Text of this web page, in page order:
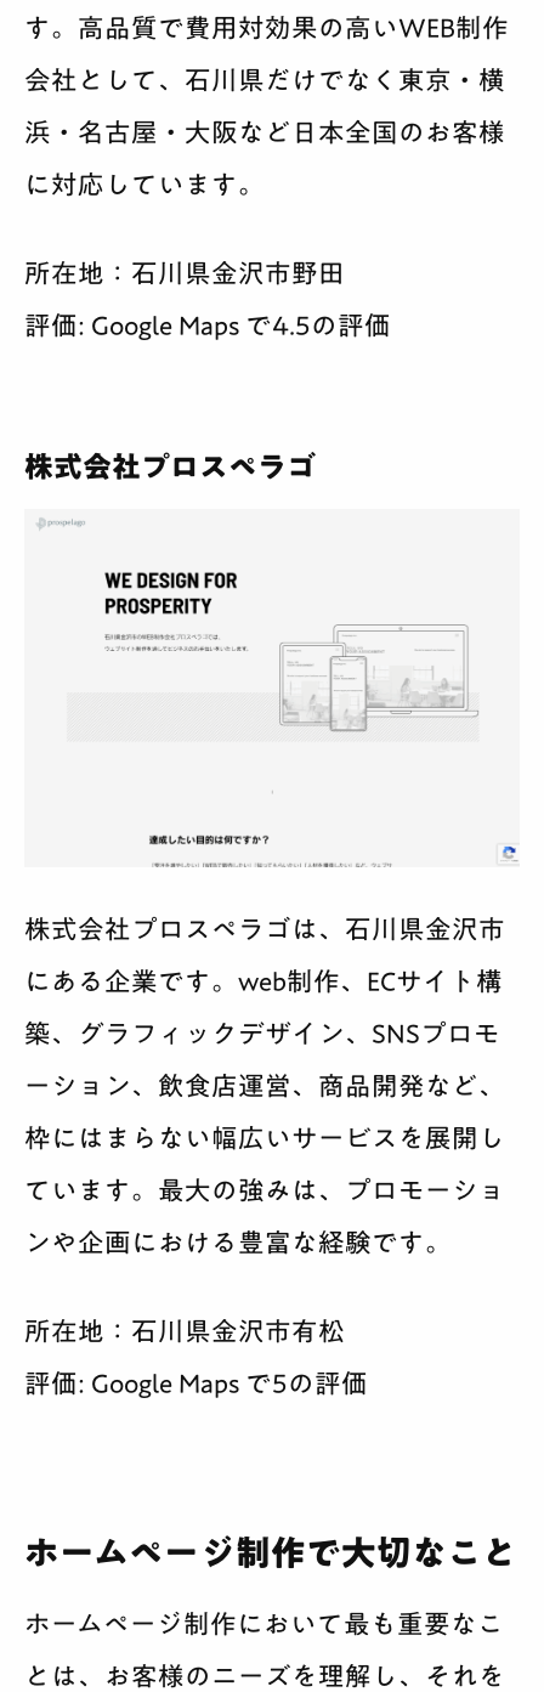
す。高品質で費用対効果の高いWEB制作
会社として、石川県だけでなく東京・横
浜・名古屋・大阪など日本全国のお客様
に対応しています。
所在地：石川県金沢市野田
評価: Google Maps で4.5の評価
株式会社プロスペラゴ
株式会社プロスペラゴは、石川県金沢市
にある企業です。web制作、ECサイト構
築、グラフィックデザイン、SNSプロモ
ーション、飲食店運営、商品開発など、
枠にはまらない幅広いサービスを展開し
ています。最大の強みは、プロモーショ
ンや企画における豊富な経験です。
所在地：石川県金沢市有松
評価: Google Maps で5の評価
ホームページ制作で大切なこと
ホームページ制作において最も重要なこ
とは、お客様のニーズを理解し、それを